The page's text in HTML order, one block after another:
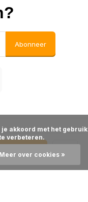
Abonneer
Policy Sitemap
byWebdinge
verbeteren.
Meer over cookies »